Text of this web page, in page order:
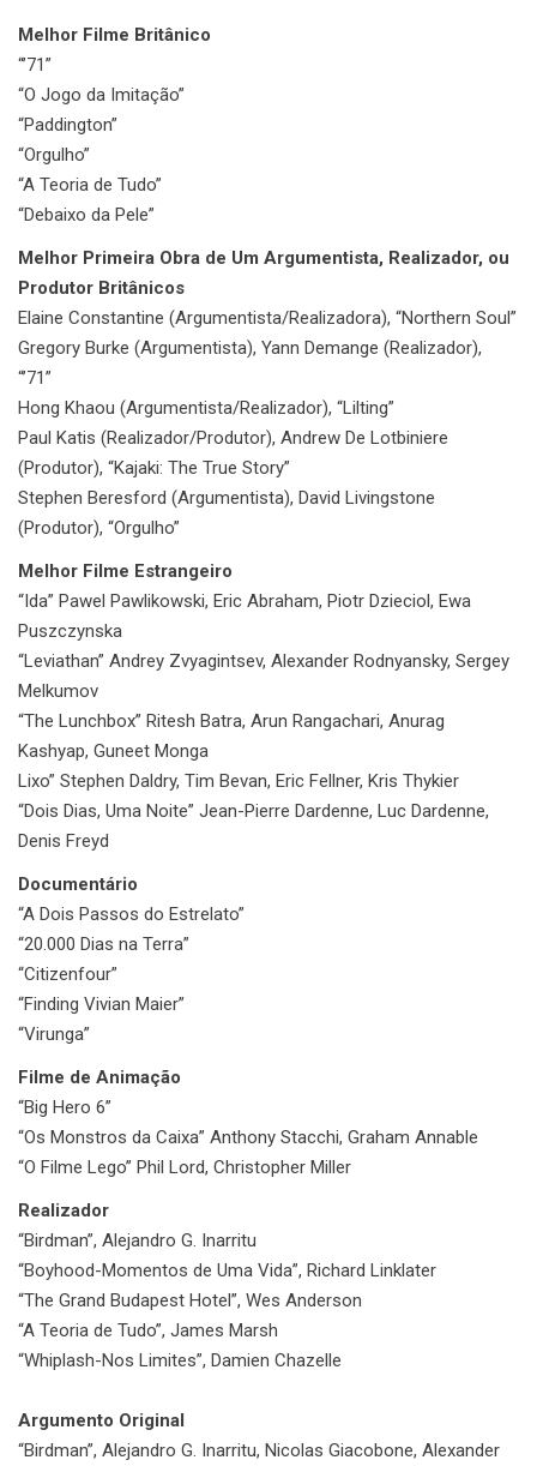
Melhor Filme Britânico
“’71”
“O Jogo da Imitação”
“Paddington”
“Orgulho”
“A Teoria de Tudo”
“Debaixo da Pele”
Melhor Primeira Obra de Um Argumentista, Realizador, ou
Produtor Britânicos
Elaine Constantine (Argumentista/Realizadora), “Northern Soul”
Gregory Burke (Argumentista), Yann Demange (Realizador),
“’71”
Hong Khaou (Argumentista/Realizador), “Lilting”
Paul Katis (Realizador/Produtor), Andrew De Lotbiniere
(Produtor), “Kajaki: The True Story”
Stephen Beresford (Argumentista), David Livingstone
(Produtor), “Orgulho”
Melhor Filme Estrangeiro
“Ida” Pawel Pawlikowski, Eric Abraham, Piotr Dzieciol, Ewa
Puszczynska
“Leviathan” Andrey Zvyagintsev, Alexander Rodnyansky, Sergey
Melkumov
“The Lunchbox” Ritesh Batra, Arun Rangachari, Anurag
Kashyap, Guneet Monga
Lixo” Stephen Daldry, Tim Bevan, Eric Fellner, Kris Thykier
“Dois Dias, Uma Noite” Jean-Pierre Dardenne, Luc Dardenne,
Denis Freyd
Documentário
“A Dois Passos do Estrelato”
“20.000 Dias na Terra”
“Citizenfour”
“Finding Vivian Maier”
“Virunga”
Filme de Animação
“Big Hero 6”
“Os Monstros da Caixa” Anthony Stacchi, Graham Annable
“O Filme Lego” Phil Lord, Christopher Miller
Realizador
“Birdman”, Alejandro G. Inarritu
“Boyhood-Momentos de Uma Vida”, Richard Linklater
“The Grand Budapest Hotel”, Wes Anderson
“A Teoria de Tudo”, James Marsh
“Whiplash-Nos Limites”, Damien Chazelle
Argumento Original
“Birdman”, Alejandro G. Inarritu, Nicolas Giacobone, Alexander